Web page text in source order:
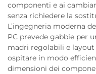
componenti e ai
senza richiedere la
L’ingegneria moderna
PC prevede gabbie per
madri regolabili e
ospitare in modo
dimensioni dei